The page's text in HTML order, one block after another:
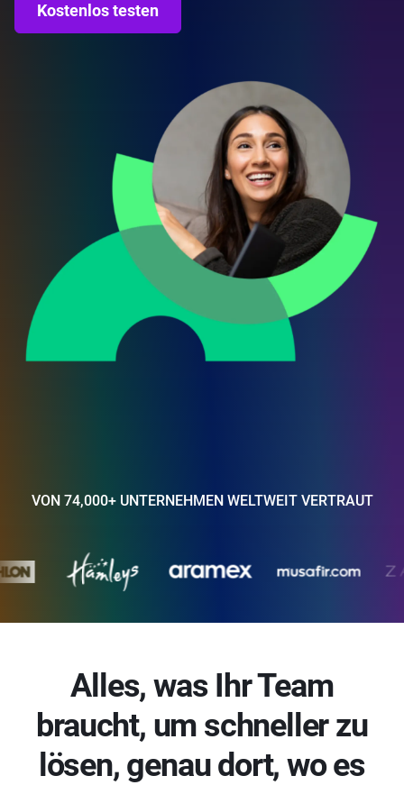
Kostenlos testen
VON 74,000+ UNTERNEHMEN WELTWEIT VERTRAUT
Alles, was Ihr Team
braucht, um schneller zu
lösen, genau dort, wo es